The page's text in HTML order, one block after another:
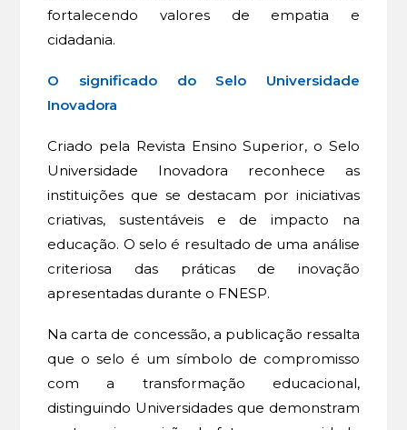
fortalecendo valores de empatia e
cidadania.
O significado do Selo Universidade
Inovadora
Criado pela Revista Ensino Superior, o Selo
Universidade Inovadora reconhece as
instituições que se destacam por iniciativas
criativas, sustentáveis e de impacto na
educação. O selo é resultado de uma análise
criteriosa das práticas de inovação
apresentadas durante o FNESP.
Na carta de concessão, a publicação ressalta
que o selo é um símbolo de compromisso
com a transformação educacional,
distinguindo Universidades que demonstram